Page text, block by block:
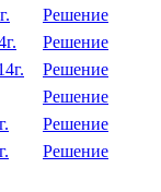
Решение
Решение
Решение
Решение
Решение
Решение